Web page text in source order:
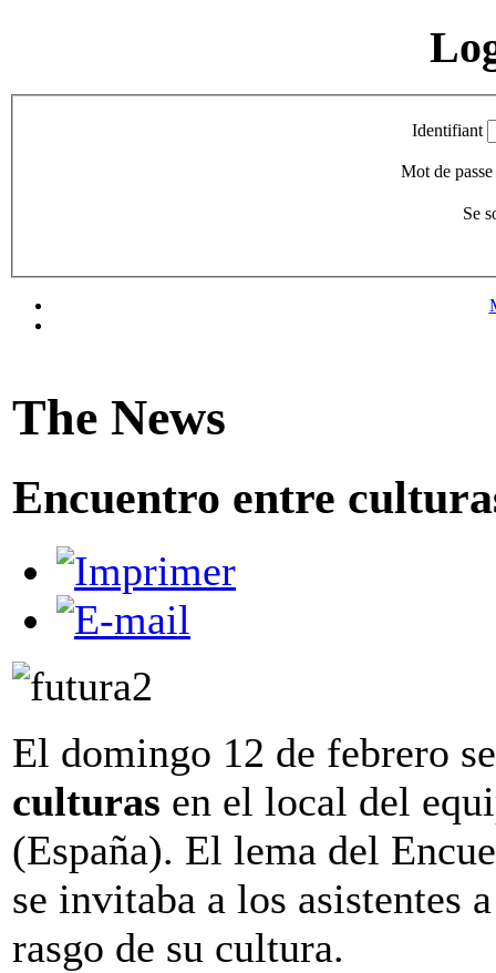
Identifiant
Mot de passe
Se
The News
Encuentro entre
El domingo 12 de febrero
culturas en el local del
(España). El lema del
se invitaba a los asistentes
rasgo de su cultura.